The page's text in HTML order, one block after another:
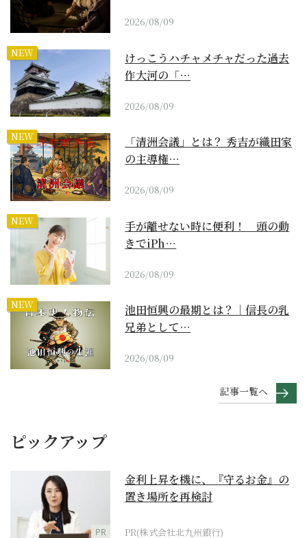
2026/08/09
NEW
けっこうハチャメチャだった過去
作大河の「…
2026/08/09
NEW
「清洲会議」とは？ 秀吉が織田家
の主導権…
2026/08/09
NEW
手が離せない時に便利！ 頭の動
きでiPh…
2026/08/09
NEW
池田恒興の最期とは？｜信長の乳
兄弟として…
2026/08/09
記事一覧へ
ピックアップ
PR
金利上昇を機に、『守るお金』の
置き場所を再検討
PR(株式会社北九州銀行)